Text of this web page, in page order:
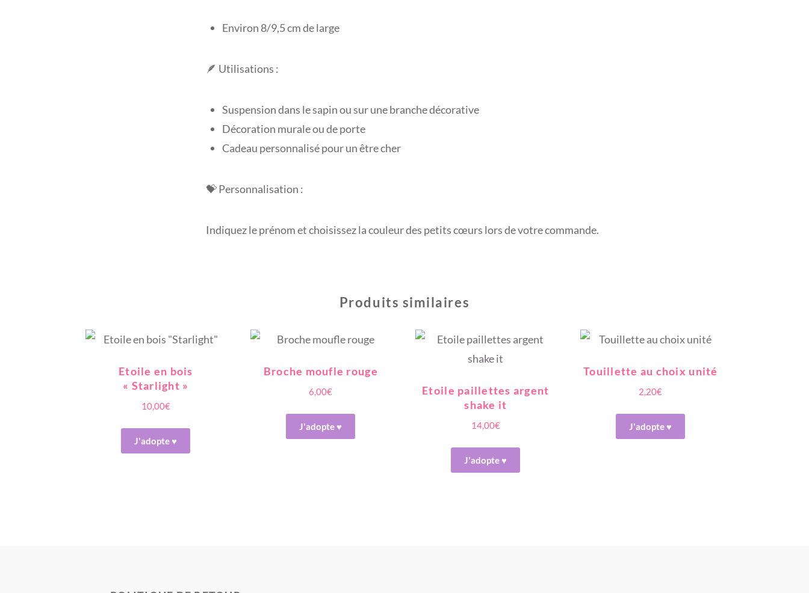
Environ 8/9,5 cm de large
🪶 Utilisations :
Suspension dans le sapin ou sur une branche décorative
Décoration murale ou de porte
Cadeau personnalisé pour un être cher
💝 Personnalisation :
Indiquez le prénom et choisissez la couleur des petits cœurs lors de votre commande.
Produits similaires
Etoile en bois
« Starlight »
10,00€
J'adopte ♥
Broche moufle rouge
6,00€
J'adopte ♥
Etoile paillettes argent
shake it
14,00€
J'adopte ♥
Touillette au choix unité
2,20€
J'adopte ♥